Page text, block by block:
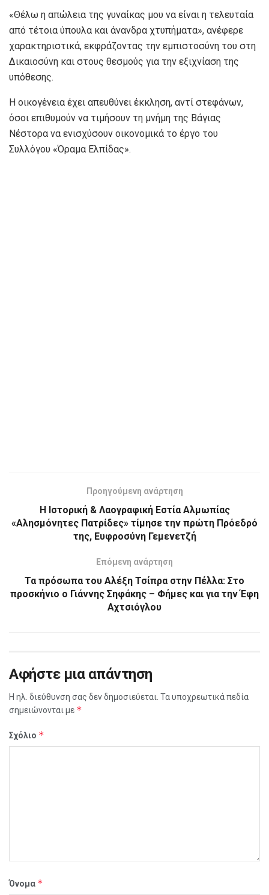
«Θέλω η απώλεια της γυναίκας μου να είναι η τελευταία
από τέτοια ύπουλα και άνανδρα χτυπήματα», ανέφερε
χαρακτηριστικά, εκφράζοντας την εμπιστοσύνη του στη
Δικαιοσύνη και στους θεσμούς για την εξιχνίαση της
υπόθεσης.
Η οικογένεια έχει απευθύνει έκκληση, αντί στεφάνων,
όσοι επιθυμούν να τιμήσουν τη μνήμη της Βάγιας
Νέστορα να ενισχύσουν οικονομικά το έργο του
Συλλόγου «Όραμα Ελπίδας».
Προηγούμενη ανάρτηση
Η Ιστορική & Λαογραφική Εστία Αλμωπίας
«Αλησμόνητες Πατρίδες» τίμησε την πρώτη Πρόεδρό
της, Ευφροσύνη Γεμενετζή
Επόμενη ανάρτηση
Τα πρόσωπα του Αλέξη Τσίπρα στην Πέλλα: Στο
προσκήνιο ο Γιάννης Σηφάκης – Φήμες και για την Έφη
Αχτσιόγλου
Αφήστε μια απάντηση
Η ηλ. διεύθυνση σας δεν δημοσιεύεται. Τα υποχρεωτικά πεδία
σημειώνονται με *
Σχόλιο *
Όνομα *